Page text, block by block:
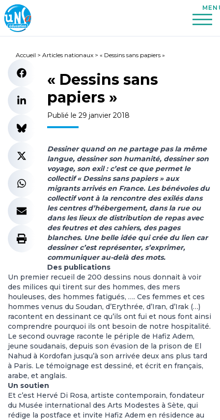
Accueil > Articles nationaux > « Dessins sans papiers »
« Dessins sans
papiers »
Publié le 29 janvier 2018
Dessiner quand on ne partage pas la même
langue, dessiner son humanité, dessiner son
voyage, son exil : c’est ce que permet le
collectif « Dessins sans papiers » aux
migrants arrivés en France. Les bénévoles du
collectif vont à la rencontre des exilés dans
les centres d’hébergement, dans la rue ou
dans les lieux de distribution de repas avec
des feutres et des cahiers, des pages
blanches. Une belle idée qui crée du lien car
dessiner c’est représenter, s’exprimer,
communiquer au-delà des mots.
Des publications
Un premier recueil de 200 dessins nous donnait à voir
des milices qui tirent sur des hommes, des mers
houleuses, des hommes fatigués, …. Ces femmes et ces
hommes venus du Soudan, d’Erythrée, d’Iran, d’Irak (…)
racontent en dessinant ce qu’ils ont fui et nous font ainsi
comprendre pourquoi ils ont besoin de notre hospitalité.
Le second ouvrage raconte le périple de Hafiz Adem,
jeune soudanais, depuis son évasion de la prison de El
Nahud à Kordofan jusqu’à son arrivée deux ans plus tard
à Paris. Le témoignage est dessiné, et écrit en français,
arabe, et anglais.
Un soutien
Et c’est Hervé Di Rosa, artiste contemporain, fondateur
du Musée international des Arts Modestes à Sète, qui
rédige la postface et invite Hafiz Adem en résidence au